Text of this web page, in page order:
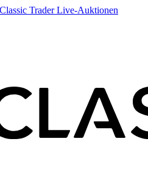
Trader Live-Auktionen